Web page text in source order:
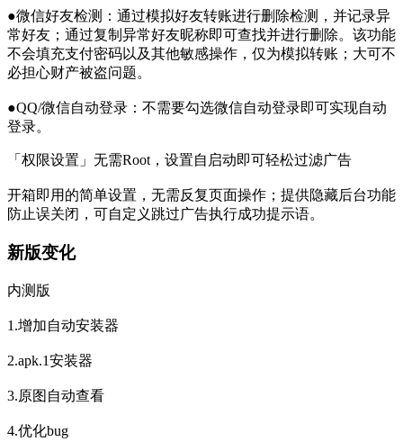
●微信好友检测：通过模拟好友转账进行删除检测，并记录异
常好友；通过复制异常好友昵称即可查找并进行删除。该功能
不会填充支付密码以及其他敏感操作，仅为模拟转账；大可不
必担心财产被盗问题。
●QQ/微信自动登录：不需要勾选微信自动登录即可实现自动
登录。
「权限设置」无需Root，设置自启动即可轻松过滤广告
开箱即用的简单设置，无需反复页面操作；提供隐藏后台功能
防止误关闭，可自定义跳过广告执行成功提示语。
新版变化
内测版
1.增加自动安装器
2.apk.1安装器
3.原图自动查看
4.优化bug